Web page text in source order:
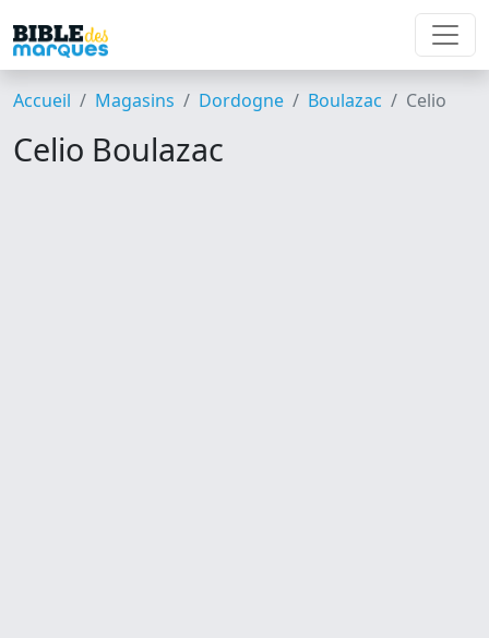
Accueil Magasins Dordogne Boulazac Celio
Celio Boulazac